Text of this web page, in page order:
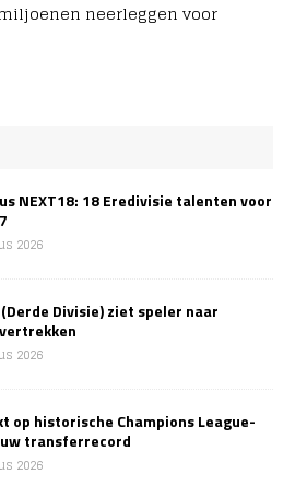
neerleggen voor
NEXT18: 18 Eredivisie talenten voor
2026
Divisie) ziet speler naar
2026
op historische Champions League-
transferrecord
2026